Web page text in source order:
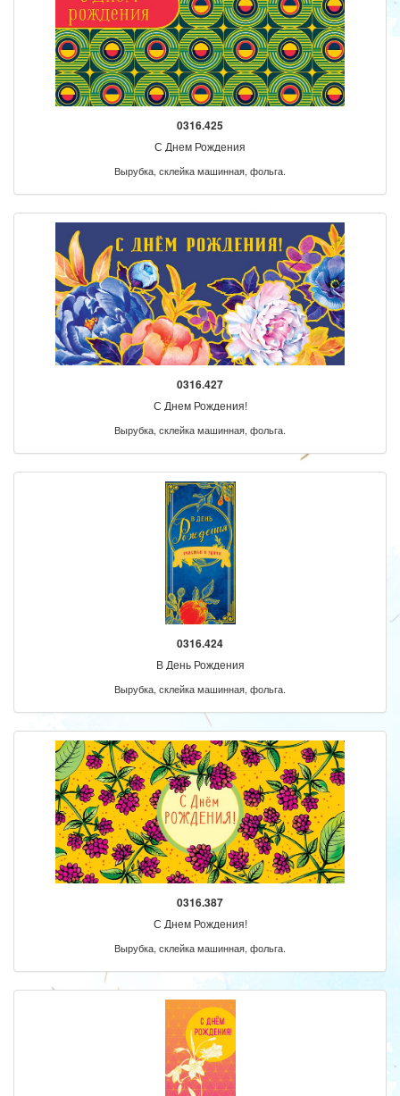
0316.425
С Днем Рождения
Вырубка, склейка машинная, фольга.
0316.427
С Днем Рождения!
Вырубка, склейка машинная, фольга.
0316.424
В День Рождения
Вырубка, склейка машинная, фольга.
0316.387
С Днем Рождения!
Вырубка, склейка машинная, фольга.